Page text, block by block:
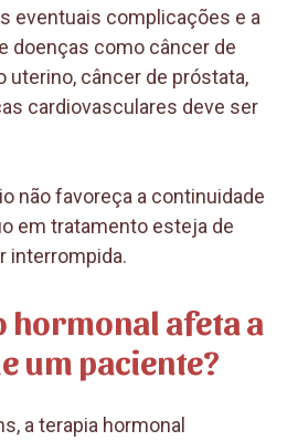
eventuais complicações e a
doenças como câncer de
uterino, câncer de próstata,
cardiovasculares deve ser
não favoreça a continuidade
em tratamento esteja de
interrompida.
hormonal afeta a
um paciente?
a terapia hormonal